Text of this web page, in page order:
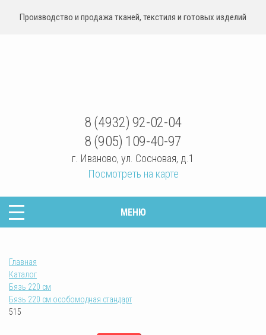
Производство и продажа тканей, текстиля и готовых изделий
8 (4932) 92-02-04
8 (905) 109-40-97
г. Иваново, ул. Сосновая, д.1
Посмотреть на карте
МЕНЮ
Главная
Каталог
Бязь 220 см
Бязь 220 см особомодная стандарт
515